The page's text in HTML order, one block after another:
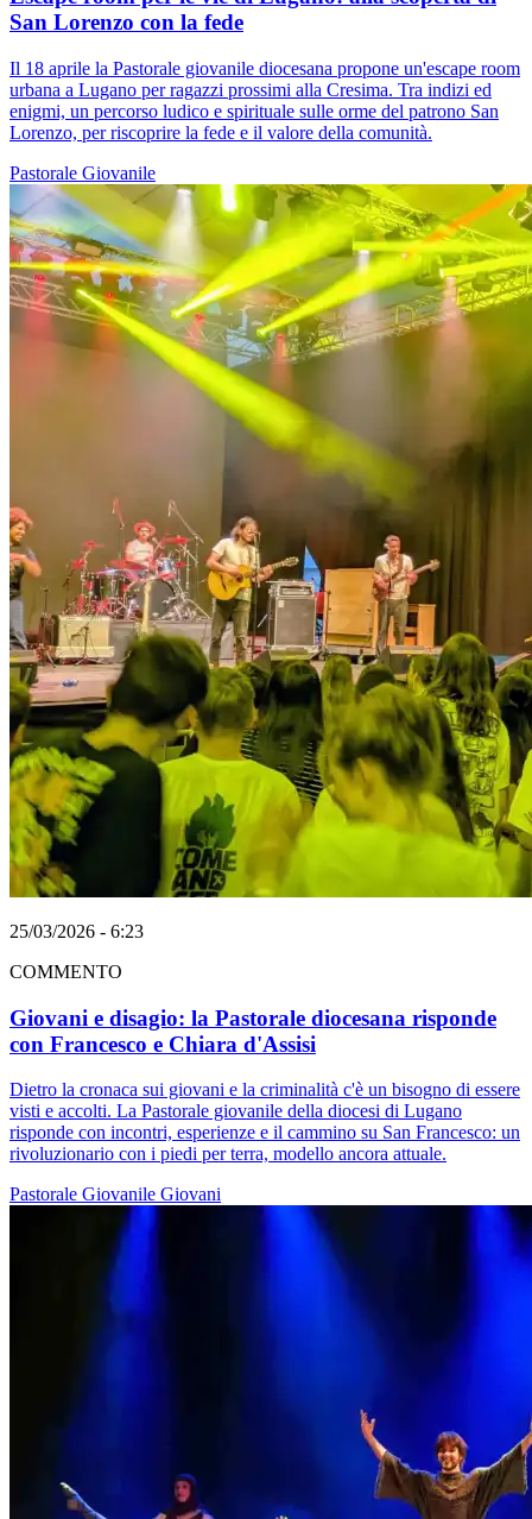
San Lorenzo con la fede
Il 18 aprile la Pastorale giovanile diocesana propone un'escape room
urbana a Lugano per ragazzi prossimi alla Cresima. Tra indizi ed
enigmi, un percorso ludico e spirituale sulle orme del patrono San
Lorenzo, per riscoprire la fede e il valore della comunità.
Pastorale Giovanile
25/03/2026 - 6:23
COMMENTO
Giovani e disagio: la Pastorale diocesana risponde
con Francesco e Chiara d'Assisi
Dietro la cronaca sui giovani e la criminalità c'è un bisogno di essere
visti e accolti. La Pastorale giovanile della diocesi di Lugano
risponde con incontri, esperienze e il cammino su San Francesco: un
rivoluzionario con i piedi per terra, modello ancora attuale.
Pastorale Giovanile Giovani